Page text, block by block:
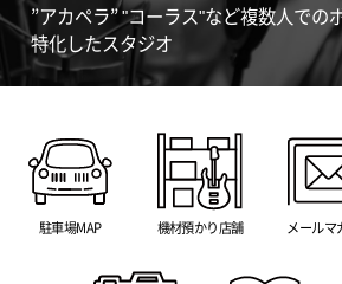
”アカペラ” "コーラス"など複数人での
特化したスタジオ
駐車場MAP 機材預かり店舗 メールマ